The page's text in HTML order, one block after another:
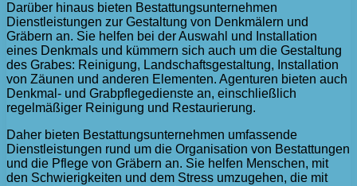
Darüber hinaus bieten Bestattungsunternehmen
Dienstleistungen zur Gestaltung von Denkmälern und
Gräbern an. Sie helfen bei der Auswahl und Installation
eines Denkmals und kümmern sich auch um die Gestaltung
des Grabes: Reinigung, Landschaftsgestaltung, Installation
von Zäunen und anderen Elementen. Agenturen bieten auch
Denkmal- und Grabpflegedienste an, einschließlich
regelmäßiger Reinigung und Restaurierung.
Daher bieten Bestattungsunternehmen umfassende
Dienstleistungen rund um die Organisation von Bestattungen
und die Pflege von Gräbern an. Sie helfen Menschen, mit
den Schwierigkeiten und dem Stress umzugehen, die mit